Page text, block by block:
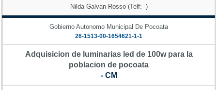
Nilda Galvan Rosso (Telf: -)
Gobierno Autonomo Municipal De Pocoata
26-1513-00-1654621-1-1
Adquisicion de luminarias led de 100w para la
poblacion de pocoata
- CM